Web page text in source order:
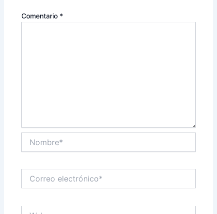
Comentario *
electrónico*